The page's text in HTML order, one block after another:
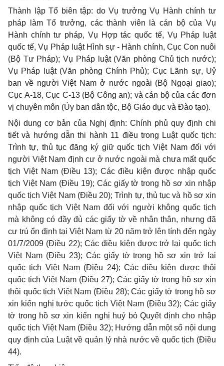
Thành lập Tổ biên tập: do Vụ trưởng Vụ Hành chính tư
pháp làm Tổ trưởng, các thành viên là cán bộ của Vụ
Hành chính tư pháp, Vụ Hợp tác quốc tế, Vụ Pháp luật
quốc tế, Vụ Pháp luật Hình sự - Hành chính, Cục Con nuôi
(Bộ Tư Pháp); Vụ Pháp luật (Văn phòng Chủ tịch nước);
Vụ Pháp luật (Văn phòng Chính Phủ); Cục Lãnh sự, Uỷ
ban về người Việt Nam ở nước ngoài (Bộ Ngoại giao);
Cục A-18, Cục C-13 (Bộ Công an); và cán bộ của các đơn
vị chuyên môn (Ủy ban dân tộc, Bộ Giáo dục và Đào tạo).
Nội dung cơ bản của Nghị định: Chính phủ quy định chi
tiết và hướng dẫn thi hành 11 điều trong Luật quốc tịch:
Trình tự, thủ tục đăng ký giữ quốc tịch Việt Nam đối với
người Việt Nam định cư ở nước ngoài mà chưa mất quốc
tịch Việt Nam (Điều 13); Các điều kiện được nhập quốc
tịch Việt Nam (Điều 19); Các giấy tờ trong hồ sơ xin nhập
quốc tịch Việt Nam (Điều 20); Trình tự, thủ tục và hồ sơ xin
nhập quốc tịch Việt Nam đối với người không quốc tịch
mà không có đầy đủ các giấy tờ về nhân thân, nhưng đã
cư trú ổn định tại Việt Nam từ 20 năm trở lên tính đến ngày
01/7/2009 (Điều 22); Các điều kiện được trở lại quốc tịch
Việt Nam (Điều 23); Các giấy tờ trong hồ sơ xin trở lại
quốc tịch Việt Nam (Điều 24); Các điều kiện được thôi
quốc tịch Việt Nam (Điều 27); Các giấy tờ trong hồ sơ xin
thôi quốc tịch Việt Nam (Điều 28); Các giấy tờ trong hồ sơ
xin kiến nghị tước quốc tịch Việt Nam (Điều 32); Các giấy
tờ trong hồ sơ xin kiến nghị huỷ bỏ Quyết định cho nhập
quốc tịch Việt Nam (Điều 32); Hướng dẫn một số nội dung
quy định của Luật về quản lý nhà nước về quốc tịch (Điều
44).